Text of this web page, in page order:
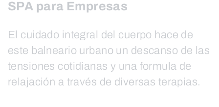
SPA para Empresas
El cuidado integral del cuerpo hace de
este balneario urbano un descanso de las
tensiones cotidianas y una formula de
relajación a través de diversas terapias.